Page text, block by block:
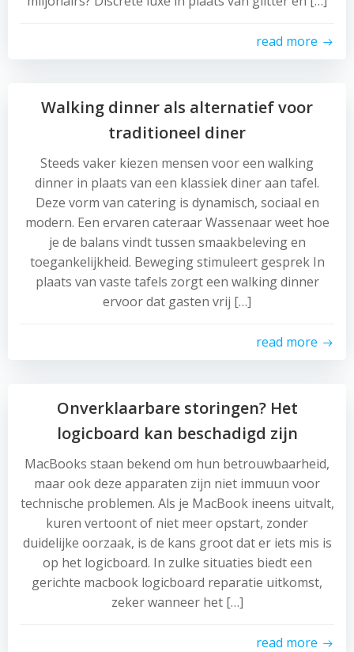
read more
Walking dinner als alternatief voor
traditioneel diner
Steeds vaker kiezen mensen voor een walking
dinner in plaats van een klassiek diner aan tafel.
Deze vorm van catering is dynamisch, sociaal en
modern. Een ervaren cateraar Wassenaar weet hoe
je de balans vindt tussen smaakbeleving en
toegankelijkheid. Beweging stimuleert gesprek In
plaats van vaste tafels zorgt een walking dinner
ervoor dat gasten vrij […]
read more
Onverklaarbare storingen? Het
logicboard kan beschadigd zijn
MacBooks staan bekend om hun betrouwbaarheid,
maar ook deze apparaten zijn niet immuun voor
technische problemen. Als je MacBook ineens uitvalt,
kuren vertoont of niet meer opstart, zonder
duidelijke oorzaak, is de kans groot dat er iets mis is
op het logicboard. In zulke situaties biedt een
gerichte macbook logicboard reparatie uitkomst,
zeker wanneer het […]
read more